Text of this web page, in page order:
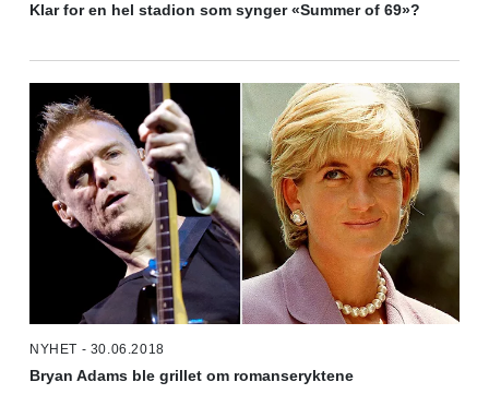
Klar for en hel stadion som synger «Summer of 69»?
NYHET - 30.06.2018
Bryan Adams ble grillet om romanseryktene